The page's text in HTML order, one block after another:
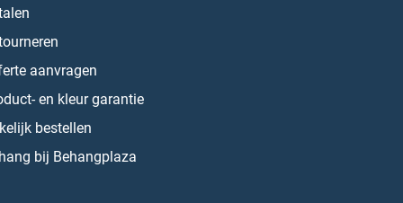
aanvragen
en kleur garantie
bestellen
bij Behangplaza